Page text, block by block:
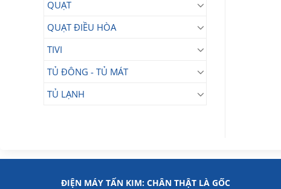
QUẠT
QUẠT ĐIỀU HÒA
TIVI
TỦ ĐÔNG - TỦ MÁT
TỦ LẠNH
ĐIỆN MÁY TẤN KIM: CHÂN THẬT LÀ GỐC